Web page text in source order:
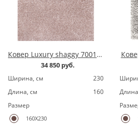
Ковер Luxury shaggy 7001200.8 pink
34 850 руб.
Ширина, cм
230
Длина, cм
160
Размер
160X230